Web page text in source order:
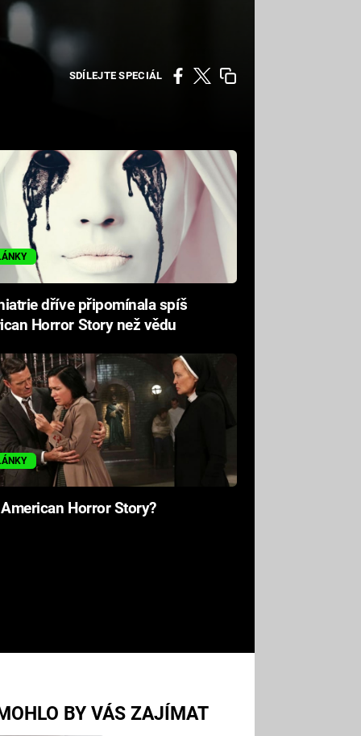
SDÍLEJTE SPECIÁL
dříve připomínala spíš
Horror Story než vědu
Horror Story?
BY VÁS ZAJÍMAT